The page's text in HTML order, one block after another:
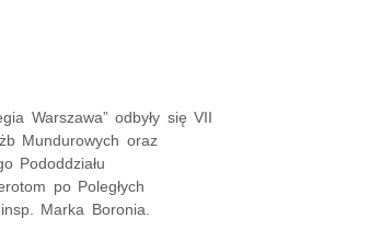
Warszawa” odbyły się VII
Mundurowych oraz
Pododdziału
po Poległych
Marka Boronia.